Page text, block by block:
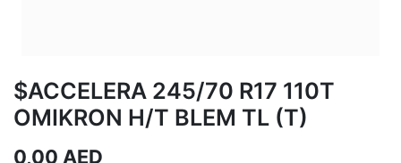
$ACCELERA 245/70 R17 110T
OMIKRON H/T BLEM TL (T)
0,00 AED